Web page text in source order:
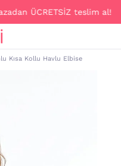
teslim al!
Kısa Kollu Havlu Elbise